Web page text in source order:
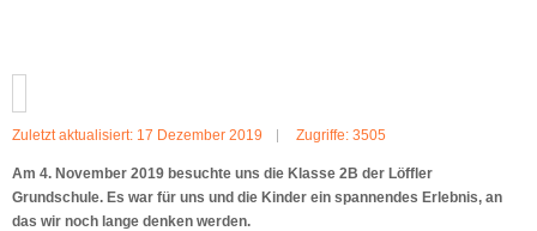
Zuletzt aktualisiert: 17 Dezember 2019 Zugriffe: 3505
Am 4. November 2019 besuchte uns die Klasse 2B der Löffler
Grundschule. Es war für uns und die Kinder ein spannendes Erlebnis, an
das wir noch lange denken werden.